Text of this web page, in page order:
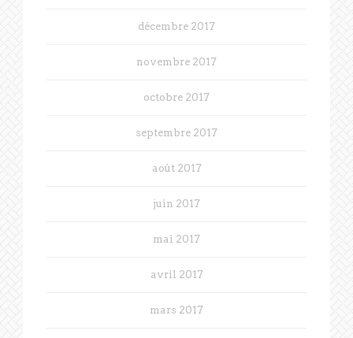
décembre 2017
novembre 2017
octobre 2017
septembre 2017
août 2017
juin 2017
mai 2017
avril 2017
mars 2017